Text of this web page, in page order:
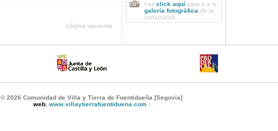
página siguiente
haz click aquí para ir a la
galería fotográfica de la
comunidad.
© 2026 Comunidad de Villa y Tierra de Fuentidueña [Segovia]
web. www.villaytierrafuentiduena.com·